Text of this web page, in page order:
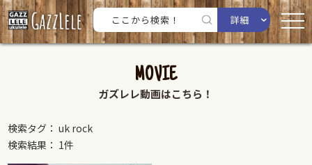
詳細
MOVIE
ガズレレ動画はこちら！
検索タグ： uk rock
検索結果： 1件